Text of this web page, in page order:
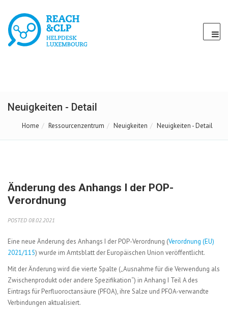
Neuigkeiten - Detail
Home Ressourcenzentrum Neuigkeiten Neuigkeiten - Detail
Änderung des Anhangs I der POP-
Verordnung
POSTED 08.02.2021
Eine neue Änderung des Anhangs I der POP-Verordnung (Verordnung (EU)
2021/115) wurde im Amtsblatt der Europäischen Union veröffentlicht.
Mit der Änderung wird die vierte Spalte („Ausnahme für die Verwendung als
Zwischenprodukt oder andere Spezifikation“) in Anhang I Teil A des
Eintrags für Perfluoroctansäure (PFOA), ihre Salze und PFOA-verwandte
Verbindungen aktualisiert.